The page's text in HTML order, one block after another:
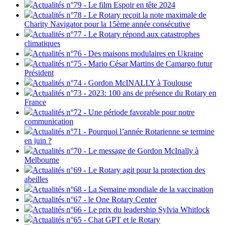
Actualités n°79 - Le film Espoir en tête 2024
Actualités n°78 - Le Rotary reçoit la note maximale de
Charity Navigator pour la 15ème année consécutive
Actualités n°77 - Le Rotary répond aux catastrophes
climatiques
Actualités n°76 - Des maisons modulaires en Ukraine
Actualités n°75 - Mario César Martins de Camargo futur
Président
Actualités n°74 - Gordon McINALLY à Toulouse
Actualités n°73 - 2023: 100 ans de présence du Rotary en
France
Actualités n°72 - Une période favorable pour notre
communication
Actualités n°71 - Pourquoi l’année Rotarienne se termine
en juin ?
Actualités n°70 - Le message de Gordon McInally à
Melbourne
Actualités n°69 - Le Rotary agit pour la protection des
abeilles
Actualités n°68 - La Semaine mondiale de la vaccination
Actualités n°67 - le One Rotary Center
Actualités n°66 - Le prix du leadership Sylvia Whitlock
Actualités n°65 - Chat GPT et le Rotary